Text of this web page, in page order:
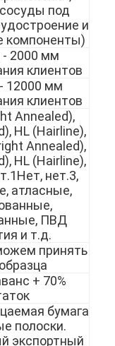
стали
стали
стали
стали
под
и
компоненты)
2000 мм
клиентов
12000 мм
клиентов
Annealed),
HL (Hairline),
Annealed),
HL (Hairline),
нет.3,
атласные,
ПВД
и т.д.
принять
+ 70%
бумага
полоски.
экспортный